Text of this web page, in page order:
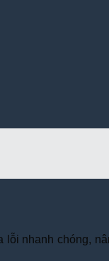
nhanh chóng,